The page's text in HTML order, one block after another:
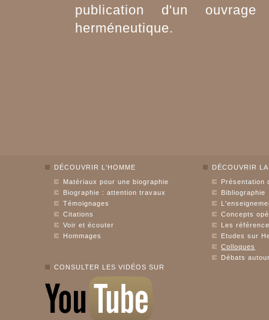
publication d'un
herméneutique.
DÉCOUVRIR L'HOMME
Matériaux pour une biographie
Biographie : attention travaux
Témoignages
Citations
Voir et écouter
Hommages
DÉCOUVRIR
Présentation
Bibliographie
Concepts
Les
Etudes sur
Colloques
Débats
CONSULTER LES VIDÉOS SUR